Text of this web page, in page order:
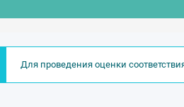
Для проведения оценки